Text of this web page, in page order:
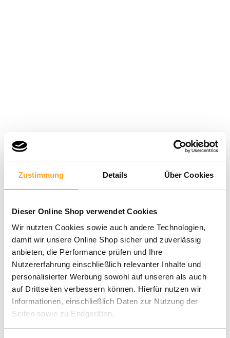
Zustimmung Details Über Cookies
Dieser Online Shop verwendet Cookies
Wir nutzten Cookies sowie auch andere Technologien,
damit wir unsere Online Shop sicher und zuverlässig
anbieten, die Performance prüfen und Ihre
Nutzererfahrung einschließlich relevanter Inhalte und
personalisierter Werbung sowohl auf unseren als auch
auf Drittseiten verbessern können. Hierfür nutzen wir
Informationen, einschließlich Daten zur Nutzung der
Seiten sowie zu Endgeräten.